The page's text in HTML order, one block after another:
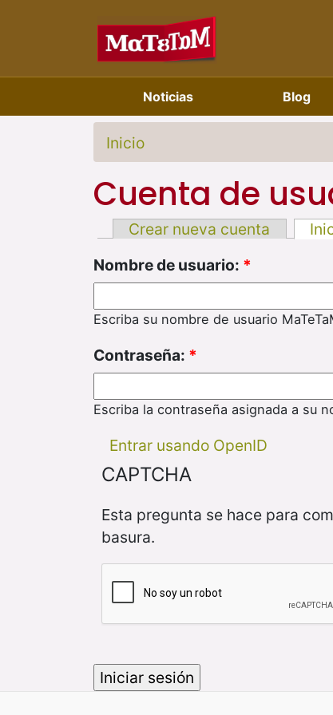
Noticias Blog
Inicio
Cuenta de
Crear nueva cuenta
Nombre de usuario: *
Escriba su nombre de usuario
Contraseña: *
Escriba la contraseña asignada a su
Entrar usando OpenID
CAPTCHA
Esta pregunta se hace para
basura.